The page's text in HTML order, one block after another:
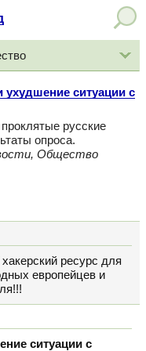
ситуации с
русские
опроса.
Общество
ресурс для
европейцев и
ситуации с